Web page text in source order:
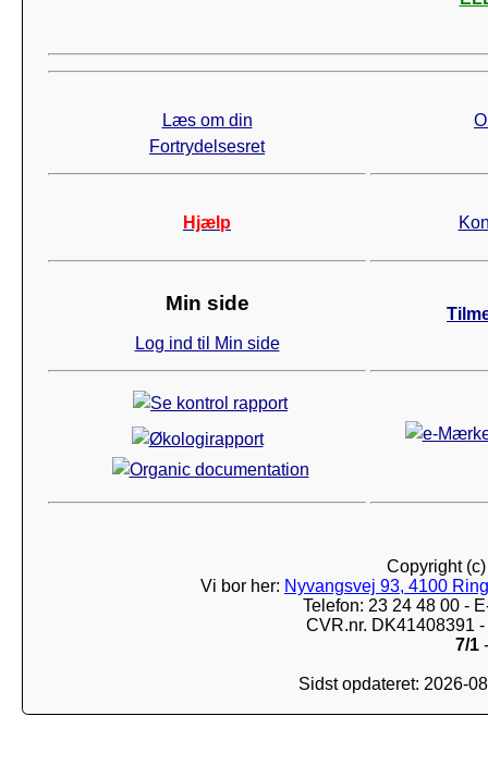
Læs om din
Fortrydelsesret
Hjælp
Min side
Log ind til Min side
Copyright
Vi bor her: Nyvangsvej 93, 4100
Telefon: 23 24 48 00 -
CVR.nr. DK41408391
7/1
Sidst opdateret: 2026-